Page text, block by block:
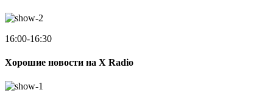
16:00-16:30
Хорошие новости на X Radio